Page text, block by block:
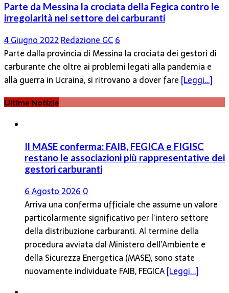
Parte da Messina la crociata della Fegica contro le
irregolarità nel settore dei carburanti
4 Giugno 2022 Redazione GC6
Parte dalla provincia di Messina la crociata dei gestori di
carburante che oltre ai problemi legati alla pandemia e
alla guerra in Ucraina, si ritrovano a dover fare [Leggi…]
Ultime Notizie
Il MASE conferma: FAIB, FEGICA e FIGISC
restano le associazioni più rappresentative dei
gestori carburanti
6 Agosto 2026 0
Arriva una conferma ufficiale che assume un valore
particolarmente significativo per l’intero settore
della distribuzione carburanti. Al termine della
procedura avviata dal Ministero dell’Ambiente e
della Sicurezza Energetica (MASE), sono state
nuovamente individuate FAIB, FEGICA[Leggi...]